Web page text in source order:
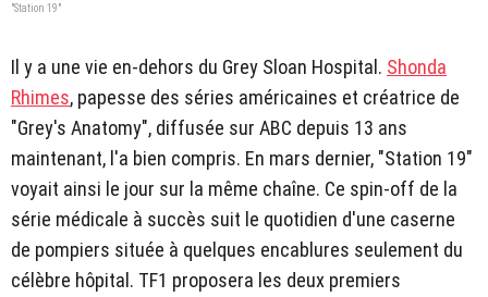
"Station 19"
Il y a une vie en-dehors du Grey Sloan Hospital. Shonda
Rhimes, papesse des séries américaines et créatrice de
"Grey's Anatomy", diffusée sur ABC depuis 13 ans
maintenant, l'a bien compris. En mars dernier, "Station 19"
voyait ainsi le jour sur la même chaîne. Ce spin-off de la
série médicale à succès suit le quotidien d'une caserne
de pompiers située à quelques encablures seulement du
célèbre hôpital. TF1 proposera les deux premiers